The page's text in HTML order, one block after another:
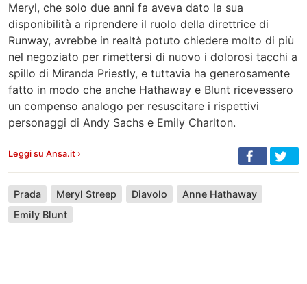
Meryl, che solo due anni fa aveva dato la sua
disponibilità a riprendere il ruolo della direttrice di
Runway, avrebbe in realtà potuto chiedere molto di più
nel negoziato per rimettersi di nuovo i dolorosi tacchi a
spillo di Miranda Priestly, e tuttavia ha generosamente
fatto in modo che anche Hathaway e Blunt ricevessero
un compenso analogo per resuscitare i rispettivi
personaggi di Andy Sachs e Emily Charlton.
Leggi su Ansa.it ›
Prada Meryl Streep Diavolo
Anne Hathaway
Emily Blunt